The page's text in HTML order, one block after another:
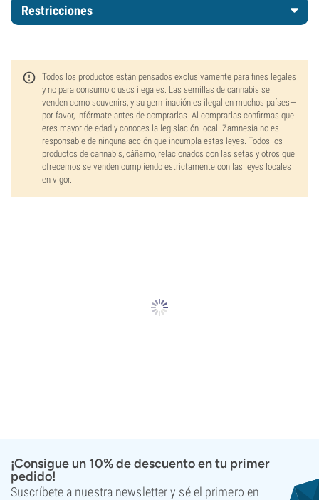
Restricciones
Todos los productos están pensados exclusivamente para fines legales
y no para consumo o usos ilegales. Las semillas de cannabis se
venden como souvenirs, y su germinación es ilegal en muchos países—
por favor, infórmate antes de comprarlas. Al comprarlas confirmas que
eres mayor de edad y conoces la legislación local. Zamnesia no es
responsable de ninguna acción que incumpla estas leyes. Todos los
productos de cannabis, cáñamo, relacionados con las setas y otros que
ofrecemos se venden cumpliendo estrictamente con las leyes locales
en vigor.
¡Consigue un 10% de descuento en tu primer
pedido!
Suscríbete a nuestra newsletter y sé el primero en